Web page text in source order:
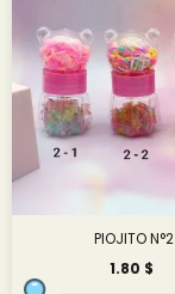
PIOJITO N°2
1.80 $